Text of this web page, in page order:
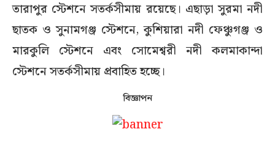
তারাপুর স্টেশনে সতর্কসীমায় রয়েছে। এছাড়া সুরমা নদী
ছাতক ও সুনামগঞ্জ স্টেশনে, কুশিয়ারা নদী ফেঞ্চুগঞ্জ ও
মারকুলি স্টেশনে এবং সোমেশ্বরী নদী কলমাকান্দা
স্টেশনে সতর্কসীমায় প্রবাহিত হচ্ছে।
বিজ্ঞাপন